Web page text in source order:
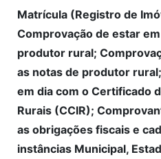
Matrícula (Registro de
Comprovação de estar
produtor rural;
as notas de produtor
em dia com o Certificado
Rurais (CCIR);
as obrigações fiscais e
instâncias Municipal,